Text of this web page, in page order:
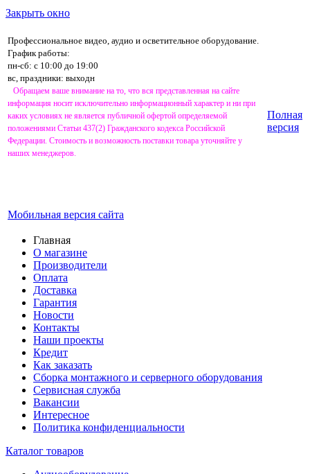
Закрыть окно
Профессиональное видео, аудио и осветительное оборудование.
График работы:
пн-сб: с 10:00 до 19:00
вс, праздники: выходн
Обращаем ваше внимание на то, что вся представленная на сайте
информация носит исключительно информационный характер и ни при
каких условиях не является публичной офертой определяемой
положениями Статьи 437(2) Гражданского кодекса Российской
Федерации. Стоимость и возможность поставки товара уточняйте у
наших менеджеров.
Мобильная версия сайта
Полная
версия
Главная
О магазине
Производители
Оплата
Доставка
Гарантия
Новости
Контакты
Наши проекты
Кредит
Как заказать
Сборка монтажного и серверного оборудования
Сервисная служба
Вакансии
Интересное
Политика конфиденциальности
Каталог товаров